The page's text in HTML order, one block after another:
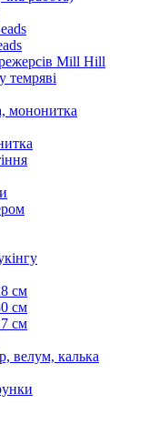
Mill Hill
темряві
мононитка
см
см
см
велум, калька